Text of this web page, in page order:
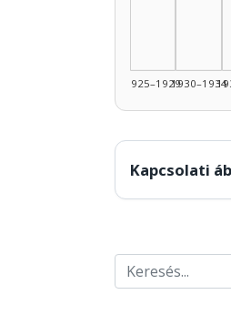
1925–19291930–1934
Kapcsolati